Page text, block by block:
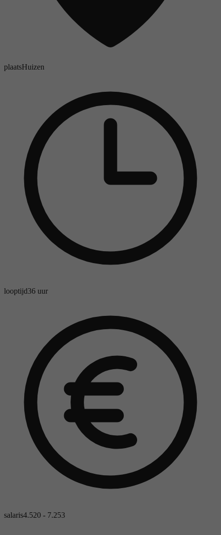
plaatsHuizen
looptijd36 uur
salaris4.520 - 7.253